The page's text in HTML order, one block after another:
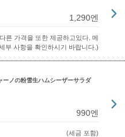
1,290엔
른 가격을 또한 제공하고있다. 메
부 사항을 확인하시기 바랍니다.)
ーノの粉雪生ハムシーザーサラダ
990엔
(세금 포함)